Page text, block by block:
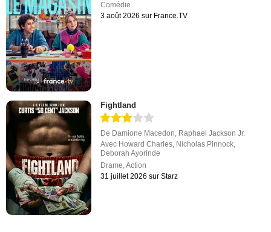
Comédie
3 août 2026 sur France.TV
Fightland
De Damione Macedon, Raphael Jackson Jr.
Avec Howard Charles, Nicholas Pinnock,
Deborah Ayorinde
Drame,Action
31 juillet 2026 sur Starz